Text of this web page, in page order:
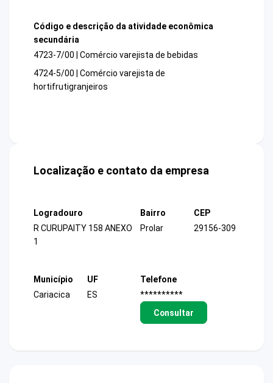
Código e descrição da atividade econômica
secundária
4723-7/00 | Comércio varejista de bebidas
4724-5/00 | Comércio varejista de
hortifrutigranjeiros
Localização e contato da empresa
Logradouro
R CURUPAITY 158 ANEXO
1
Bairro
Prolar
CEP
29156-309
Município
Cariacica
UF
ES
Telefone
**********
Consultar